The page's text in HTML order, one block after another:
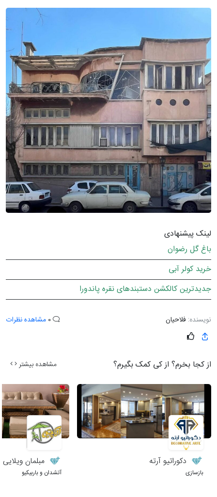
لینک پیشنهادی
باغ گل رضوان
خرید کولر آبی
جدیدترین کالکشن دستبندهای نقره پاندورا
نویسنده: فلاحیان مشاهده نظرات
از کجا بخرم؟ از کی کمک بگیرم؟ مشاهده بیشتر
دکوراتیو آرته
بازسازی
مبلمان
آتشدان و باربیکیو